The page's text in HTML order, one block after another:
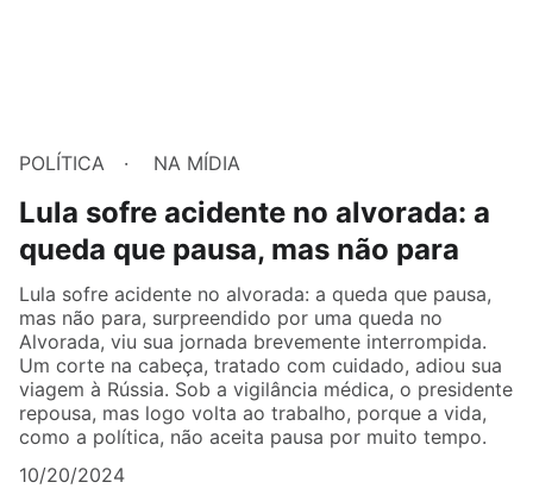
POLÍTICA NA MÍDIA
Lula sofre acidente no alvorada: a
queda que pausa, mas não para
Lula sofre acidente no alvorada: a queda que pausa,
mas não para, surpreendido por uma queda no
Alvorada, viu sua jornada brevemente interrompida.
Um corte na cabeça, tratado com cuidado, adiou sua
viagem à Rússia. Sob a vigilância médica, o presidente
repousa, mas logo volta ao trabalho, porque a vida,
como a política, não aceita pausa por muito tempo.
10/20/2024